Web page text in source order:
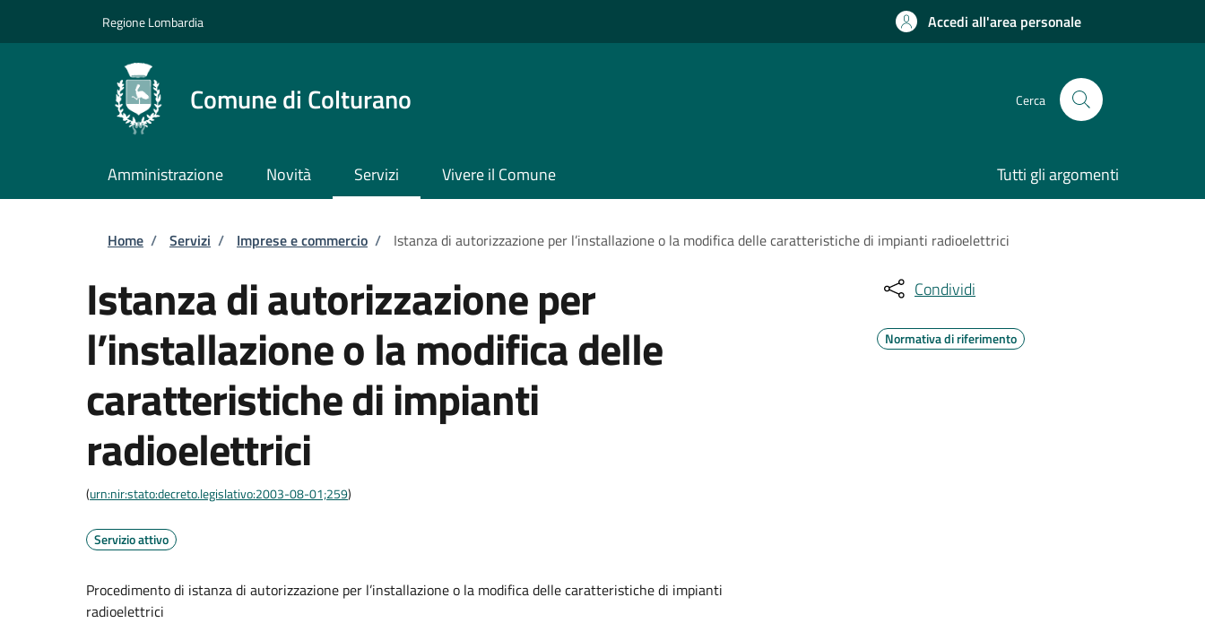
Regione Lombardia Accedi all'area personale
Comune di Colturano Cerca
Amministrazione Novità Servizi Vivere il Comune Tutti gli argomenti
Briciole di pane
Home / Servizi / Imprese e commercio / Istanza di autorizzazione per l’installazione o la modifica delle caratteristiche di impianti radioelettrici
Istanza di autorizzazione per
l’installazione o la modifica delle
caratteristiche di impianti
radioelettrici
(urn:nir:stato:decreto.legislativo:2003-08-01;259)
Servizio attivo
Procedimento di istanza di autorizzazione per l’installazione o la modifica delle caratteristiche di impianti
radioelettrici
Condividi
Normativa di riferimento